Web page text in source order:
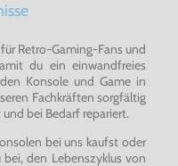
Retro-Gaming-Fans und
du ein einwandfreies
Konsole und Game in
Fachkräften sorgfältig
bei Bedarf repariert.
bei uns kaufst oder
den Lebenszyklus von